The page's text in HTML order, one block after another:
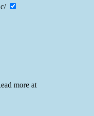
more at